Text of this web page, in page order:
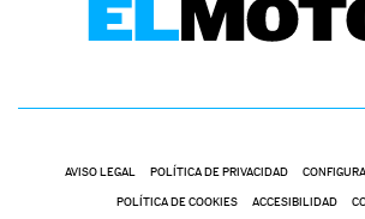
AVISO LEGAL POLÍTICA DE PRIVACIDAD
POLÍTICA DE COOKIES ACCESIBILIDAD